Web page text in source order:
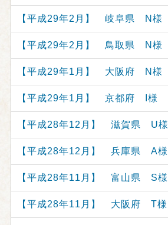
【平成29年2月】 岐阜県 N様
【平成29年2月】 鳥取県 N様
【平成29年1月】 大阪府 N様
【平成29年1月】 京都府 I様
【平成28年12月】 滋賀県 U様
【平成28年12月】 兵庫県 A様
【平成28年11月】 富山県 S様
【平成28年11月】 大阪府 T様